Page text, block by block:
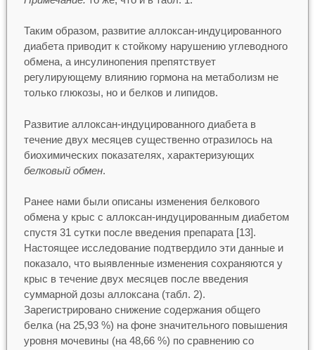
Таким образом, развитие аллоксан-индуцированного
диабета приводит к стойкому нарушению углеводного
обмена, а инсулинопения препятствует
регулирующему влиянию гормона на метаболизм не
только глюкозы, но и белков и липидов.
Развитие аллоксан-индуцированного диабета в
течение двух месяцев существенно отразилось на
биохимических показателях, характеризующих
белковый обмен.
Ранее нами были описаны изменения белкового
обмена у крыс с аллоксан-индуцированным диабетом
спустя 31 сутки после введения препарата [13].
Настоящее исследование подтвердило эти данные и
показало, что выявленные изменения сохраняются у
крыс в течение двух месяцев после введения
суммарной дозы аллоксана (табл. 2).
Зарегистрировано снижение содержания общего
белка (на 25,93 %) на фоне значительного повышения
уровня мочевины (на 48,66 %) по сравнению со